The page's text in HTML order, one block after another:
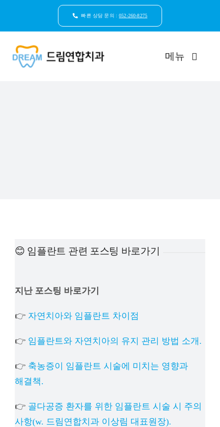
빠른 상담 문의 :052-260-8275
메뉴
상담예약
😊 임플란트 관련 포스팅 바로가기
지난 포스팅 바로가기
👉 자연치아와 임플란트 차이점
👉 임플란트와 자연치아의 유지 관리 방법 소개.
👉 축농증이 임플란트 시술에 미치는 영향과
해결책.
👉 골다공증 환자를 위한 임플란트 시술 시 주의
사항(w. 드림연합치과 이상림 대표원장).